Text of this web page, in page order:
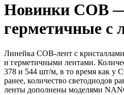
Новинки СОВ
герметичные с
Линейка СОВ-лент с
и герметичными лентами.
378 и 544 шт/м, в то время как
ранее, количество светодиодов
ленты дополнены моделями